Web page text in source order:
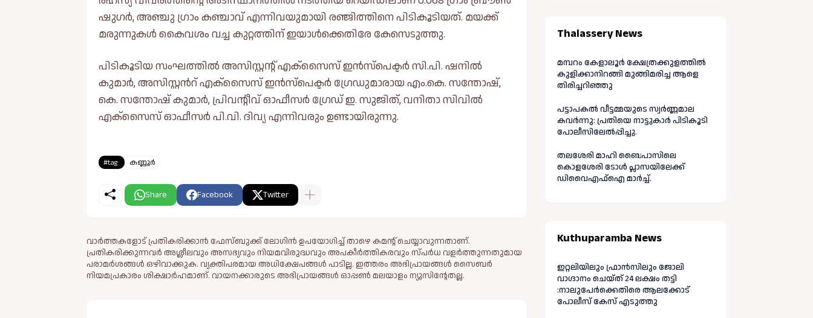
ഷുഗർ, അഞ്ചു ഗ്രാം കഞ്ചാവ് എന്നിവയുമായി രഞ്ജിത്തിനെ പിടികൂടിയത്. മയക്ക്
മരുന്നുകള്‍ കൈവശം വച്ച കുറ്റത്തിന് ഇയാള്‍ക്കെതിരേ കേസെടുത്തു.
പിടികൂടിയ സംഘത്തില്‍ അസിസ്റ്റന്റ് എക്സൈസ് ഇൻസ്പെക്ടർ സി.പി. ഷനില്‍
കുമാർ, അസിസ്റ്റൻറ് എക്സൈസ് ഇൻസ്പെക്ടർ ഗ്രേഡുമാരായ എം.കെ. സന്തോഷ്,
കെ. സന്തോഷ് കുമാർ, പ്രിവന്റീവ് ഓഫീസർ ഗ്രേഡ് ഇ. സുജിത്, വനിതാ സിവില്‍
എക്സൈസ് ഓഫീസർ പി.വി. ദിവ്യ എന്നിവരും ഉണ്ടായിരുന്നു.
#tag: കണ്ണൂർ
Share Facebook Twitter
വാർത്തകളോട് പ്രതികരിക്കാൻ ഫേസ്ബുക്ക് ലോഗിൻ ഉപയോഗിച്ച് താഴെ കമന്റ് ചെയ്യാവുന്നതാണ്.
പ്രതികരിക്കുന്നവര്‍ അശ്ലീലവും അസഭ്യവും നിയമവിരുദ്ധവും അപകീര്‍ത്തികരവും സ്പര്‍ധ വളര്‍ത്തുന്നതുമായ
പരാമര്‍ശങ്ങള്‍ ഒഴിവാക്കുക. വ്യക്തിപരമായ അധിക്ഷേപങ്ങള്‍ പാടില്ല. ഇത്തരം അഭിപ്രായങ്ങള്‍ സൈബര്‍
നിയമപ്രകാരം ശിക്ഷാര്‍ഹമാണ്. വായനക്കാരുടെ അഭിപ്രായങ്ങള്‍ ഓപ്പൺ മലയാളം ന്യൂസിന്റേതല്ല.
Thalassery News
മമ്പറം കേളാലൂർ ക്ഷേത്രക്കുളത്തിൽ
കുളിക്കാനിറങ്ങി മുങ്ങിമരിച്ച ആളെ
തിരിച്ചറിഞ്ഞു
പട്ടാപകൽ വീട്ടമ്മയുടെ സ്വർണ്ണമാല
കവർന്നു: പ്രതിയെ നാട്ടുകാർ പിടികൂടി
പോലീസിലേൽപ്പിച്ചു.
തലശേരി മാഹി ബൈപാസിലെ
കൊളശേരി ടോൾ പ്ലാസയിലേക്ക്
ഡിവൈഎഫ്ഐ മാർച്ച്.
Kuthuparamba News
ഇറ്റലിയിലും ഫ്രാൻസിലും ജോലി
വാഗ്ദാനം ചെയ്ത് 24 ലക്ഷം തട്ടി
:നാലുപേർക്കെതിരെ ആലക്കോട്
പോലീസ് കേസ് എടുത്തു